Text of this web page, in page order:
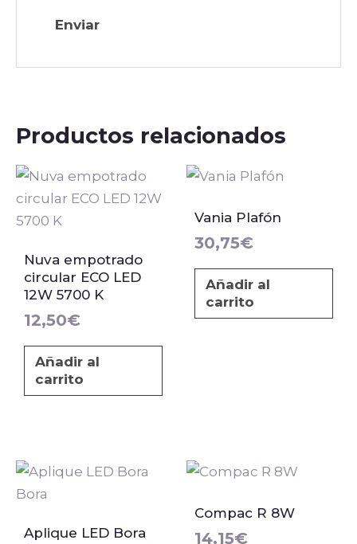
Productos relacionados
Nuva empotrado
circular ECO LED
12W 5700 K
12,50€
Añadir al
carrito
Vania Plafón
30,75€
Añadir al
carrito
Aplique LED Bora
Compac R 8W
14,15€